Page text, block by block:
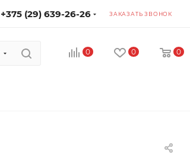
+375 (29) 639-26-26 ЗАКАЗАТЬ ЗВОНОК
0 0 0